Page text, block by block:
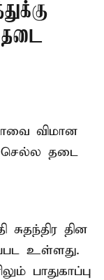
விமான
செல்ல தடை
சுதந்திர தின
உள்ளது.
பாதுகாப்பு